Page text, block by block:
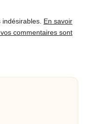
En savoir
commentaires sont